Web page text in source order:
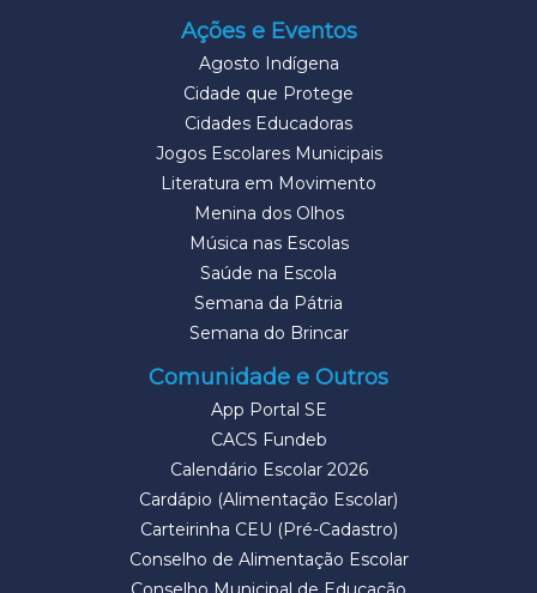
Ações e Eventos
Agosto Indígena
Cidade que Protege
Cidades Educadoras
Jogos Escolares Municipais
Literatura em Movimento
Menina dos Olhos
Música nas Escolas
Saúde na Escola
Semana da Pátria
Semana do Brincar
Comunidade e Outros
App Portal SE
CACS Fundeb
Calendário Escolar 2026
Cardápio (Alimentação Escolar)
Carteirinha CEU (Pré-Cadastro)
Conselho de Alimentação Escolar